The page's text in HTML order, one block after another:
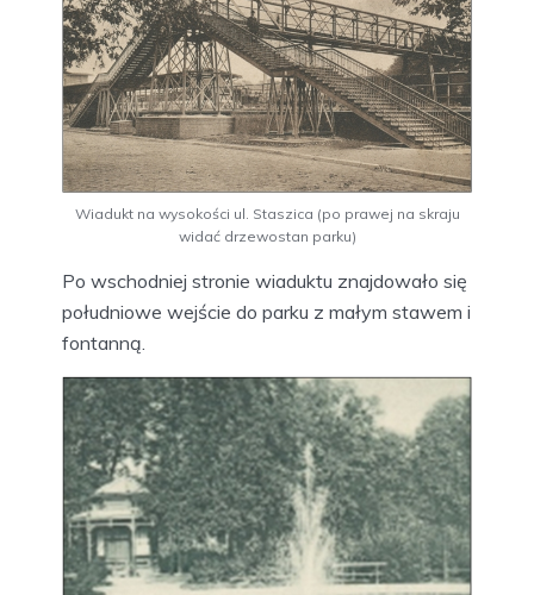
Wiadukt na wysokości ul. Staszica (po prawej na skraju
widać drzewostan parku)
Po wschodniej stronie wiaduktu znajdowało się
południowe wejście do parku z małym stawem i
fontanną.